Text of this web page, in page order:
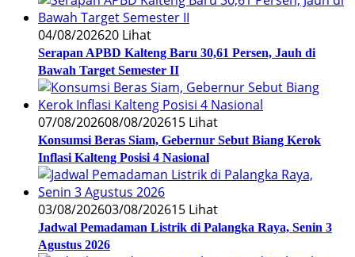
04/08/202620 Lihat
Serapan APBD Kalteng Baru 30,61 Persen, Jauh di
Bawah Target Semester II
07/08/202608/08/202615 Lihat
Konsumsi Beras Siam, Gebernur Sebut Biang Kerok
Inflasi Kalteng Posisi 4 Nasional
03/08/202603/08/202615 Lihat
Jadwal Pemadaman Listrik di Palangka Raya, Senin 3
Agustus 2026